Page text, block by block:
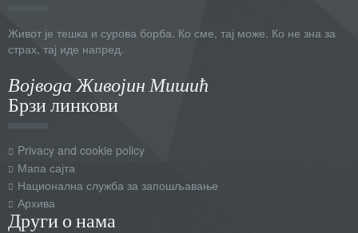
Живот је тешка и сурова борба. Ко сме, тај може. Ко не зна за
страх, тај иде напред.
Војвода Живојин Мишић
Брзи линкови
Privacy and cookie policy
Мапа сајта
Национална служба за запошљавање
Архива
Други о нама